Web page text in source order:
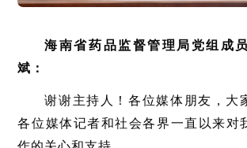
海南省药品监督管理局党组成
斌：
谢谢主持人！各位媒体朋友，大
各位媒体记者和社会各界一直以来对